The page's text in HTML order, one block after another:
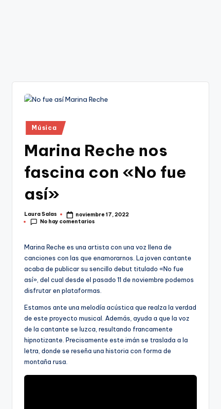
Publicado
en
Música
Marina Reche nos
fascina con «No fue
así»
Publicado
por
Laura Salas
noviembre 17, 2022
No hay comentarios
Marina Reche es una artista con una voz llena de
canciones con las que enamorarnos. La joven cantante
acaba de publicar su sencillo debut titulado «No fue
así», del cual desde el pasado 11 de noviembre podemos
disfrutar en plataformas.
Estamos ante una melodía acústica que realza la verdad
de este proyecto musical. Además, ayuda a que la voz
de la cantante se luzca, resultando francamente
hipnotizante. Precisamente este imán se traslada a la
letra, donde se reseña una historia con forma de
montaña rusa.